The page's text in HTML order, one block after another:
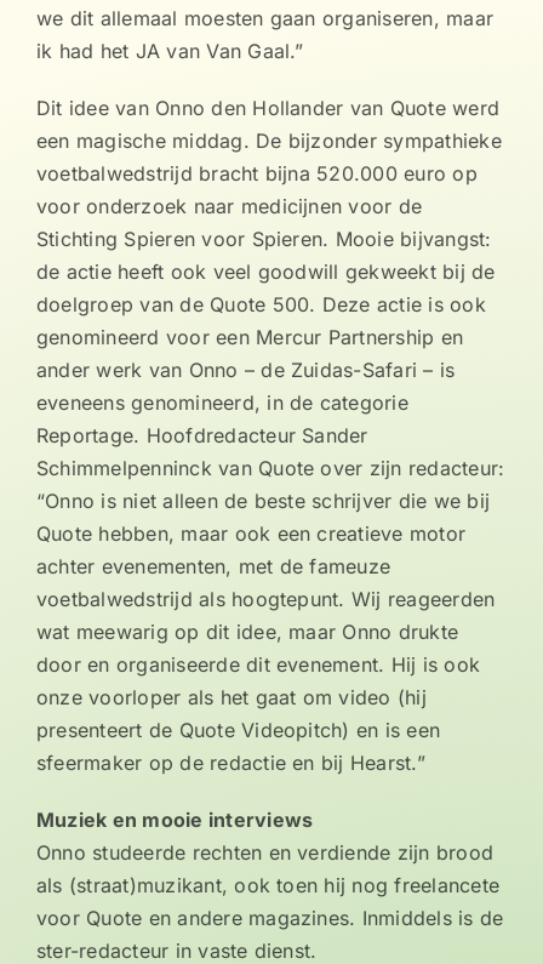
we dit allemaal moesten gaan organiseren, maar
ik had het JA van Van Gaal.”
Dit idee van Onno den Hollander van Quote werd
een magische middag. De bijzonder sympathieke
voetbalwedstrijd bracht bijna 520.000 euro op
voor onderzoek naar medicijnen voor de
Stichting Spieren voor Spieren. Mooie bijvangst:
de actie heeft ook veel goodwill gekweekt bij de
doelgroep van de Quote 500. Deze actie is ook
genomineerd voor een Mercur Partnership en
ander werk van Onno – de Zuidas-Safari – is
eveneens genomineerd, in de categorie
Reportage. Hoofdredacteur Sander
Schimmelpenninck van Quote over zijn redacteur:
“Onno is niet alleen de beste schrijver die we bij
Quote hebben, maar ook een creatieve motor
achter evenementen, met de fameuze
voetbalwedstrijd als hoogtepunt. Wij reageerden
wat meewarig op dit idee, maar Onno drukte
door en organiseerde dit evenement. Hij is ook
onze voorloper als het gaat om video (hij
presenteert de Quote Videopitch) en is een
sfeermaker op de redactie en bij Hearst.”
Muziek en mooie interviews
Onno studeerde rechten en verdiende zijn brood
als (straat)muzikant, ook toen hij nog freelancete
voor Quote en andere magazines. Inmiddels is de
ster-redacteur in vaste dienst.